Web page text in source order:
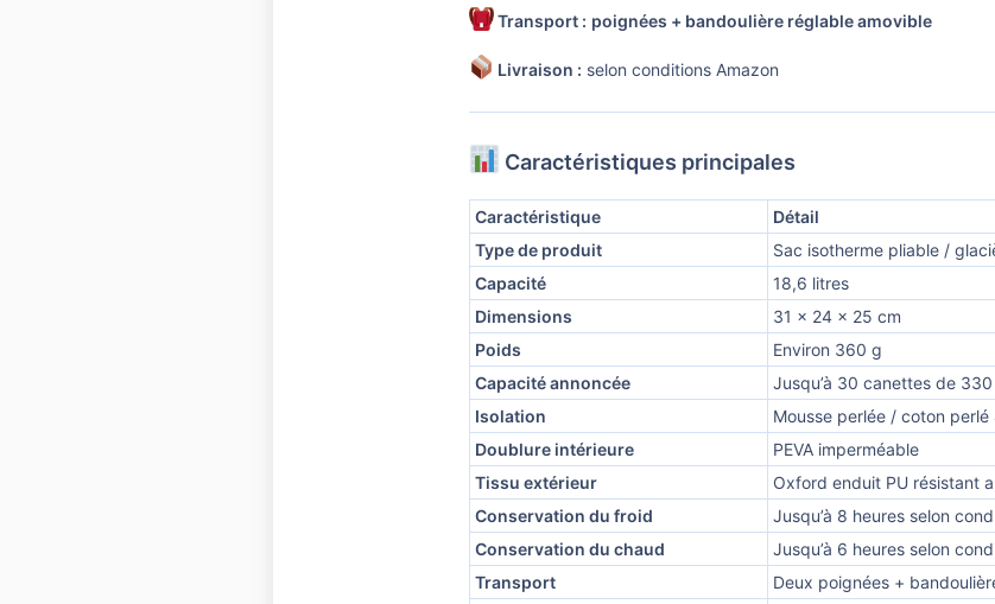
Transport : poignées + bandoulière réglable amovible
Livraison : selon conditions Amazon
Caractéristiques principales
Caractéristique
Détail
Type de produit
Sac isotherme pliable /
Capacité
18,6 litres
Dimensions
31 x 24 x 25 cm
Poids
Environ 360 g
Capacité annoncée
Jusqu’à 30 canettes de 330
Isolation
Mousse perlée / coton perlé
Doublure intérieure
PEVA imperméable
Tissu extérieur
Oxford enduit PU résistant
Conservation du froid
Jusqu’à 8 heures selon
Conservation du chaud
Jusqu’à 6 heures selon
Transport
Deux poignées +